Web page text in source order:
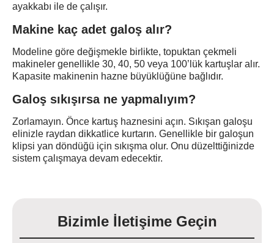
ayakkabı ile de çalışır.
Makine kaç adet galoş alır?
Modeline göre değişmekle birlikte, topuktan çekmeli
makineler genellikle 30, 40, 50 veya 100’lük kartuşlar alır.
Kapasite makinenin hazne büyüklüğüne bağlıdır.
Galoş sıkışırsa ne yapmalıyım?
Zorlamayın. Önce kartuş haznesini açın. Sıkışan galoşu
elinizle raydan dikkatlice kurtarın. Genellikle bir galoşun
klipsi yan döndüğü için sıkışma olur. Onu düzelttiğinizde
sistem çalışmaya devam edecektir.
Bizimle İletişime Geçin